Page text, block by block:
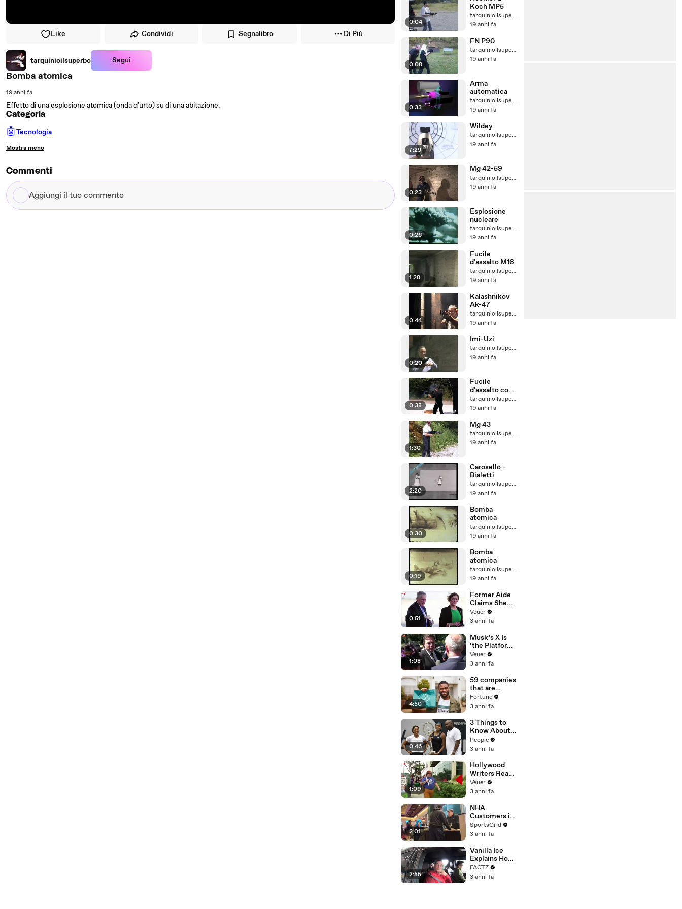
Like Condividi Segnalibro Di Più
tarquinioilsuperbo Segui
Bomba atomica
19 anni fa
Effetto di una esplosione atomica (onda d'urto) su di una abitazione.
Categoria
🤖Tecnologia
Mostra meno
Commenti
Aggiungi
il
0:04
Koch MP5
tarquinioilsuperbo
19 anni fa
0:08
FN P90
tarquinioilsuperbo
19 anni fa
0:33
Arma
automatica
tarquinioilsuperbo
19 anni fa
7:29
Wildey
tarquinioilsuperbo
19 anni fa
0:23
Mg 42-59
tarquinioilsuperbo
19 anni fa
0:26
Esplosione
nucleare
tarquinioilsuperbo
19 anni fa
1:28
Fucile
d'assalto M16
tarquinioilsuperbo
19 anni fa
0:44
Kalashnikov
Ak-47
tarquinioilsuperbo
19 anni fa
0:20
Imi-Uzi
tarquinioilsuperbo
19 anni fa
0:38
Fucile
d'assalto con
lancia granate
tarquinioilsuperbo
19 anni fa
1:30
Mg 43
tarquinioilsuperbo
19 anni fa
2:20
Carosello -
Bialetti
tarquinioilsuperbo
19 anni fa
0:30
Bomba
atomica
tarquinioilsuperbo
19 anni fa
0:19
Bomba
atomica
tarquinioilsuperbo
19 anni fa
0:51
Former Aide
Claims She
Was Asked to
Make a ‘Hit
Trump
Veuer
3 anni fa
1:08
Musk’s X Is
‘the Platform
With the
Largest Ratio
Misinformatio
n or
Disinformatio
n’ Amongst
All Social
Media
Platforms
Veuer
3 anni fa
4:50
59 companies
that are
changing the
world: From
Chobani
Fortune
3 anni fa
0:46
3 Things to
Know About
Coco Gauff's
Parents
People
3 anni fa
1:09
Hollywood
Writers Reach
‘Tentative
Agreement’
After 146 Day
Strike
Veuer
3 anni fa
2:01
NHA
Customers in
Limbo as
Company
Potential
Merger
SportsGrid
3 anni fa
2:55
Vanilla Ice
Explains How
the 90’s
Shaped
FACTZ
3 anni fa